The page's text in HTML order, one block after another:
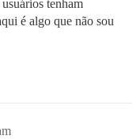
tenham
é algo que não sou